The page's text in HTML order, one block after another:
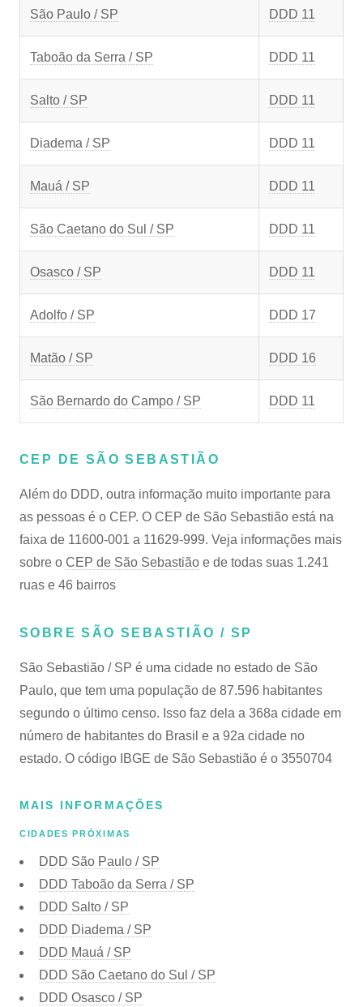
São Paulo / SP DDD 11
Taboão da Serra / SP DDD 11
Salto / SP DDD 11
Diadema / SP DDD 11
Mauá / SP DDD 11
São Caetano do Sul / SP DDD 11
Osasco / SP DDD 11
Adolfo / SP DDD 17
Matão / SP DDD 16
São Bernardo do Campo / SP DDD 11
CEP DE SÃO SEBASTIÃO
Além do DDD, outra informação muito importante para
as pessoas é o CEP. O CEP de São Sebastião está na
faixa de 11600-001 a 11629-999. Veja informações mais
sobre o CEP de São Sebastião e de todas suas 1.241
ruas e 46 bairros
SOBRE SÃO SEBASTIÃO / SP
São Sebastião / SP é uma cidade no estado de São
Paulo, que tem uma população de 87.596 habitantes
segundo o último censo. Isso faz dela a 368a cidade em
número de habitantes do Brasil e a 92a cidade no
estado. O código IBGE de São Sebastião é o 3550704
MAIS INFORMAÇÕES
CIDADES PRÓXIMAS
DDD São Paulo / SP
DDD Taboão da Serra / SP
DDD Salto / SP
DDD Diadema / SP
DDD Mauá / SP
DDD São Caetano do Sul / SP
DDD Osasco / SP